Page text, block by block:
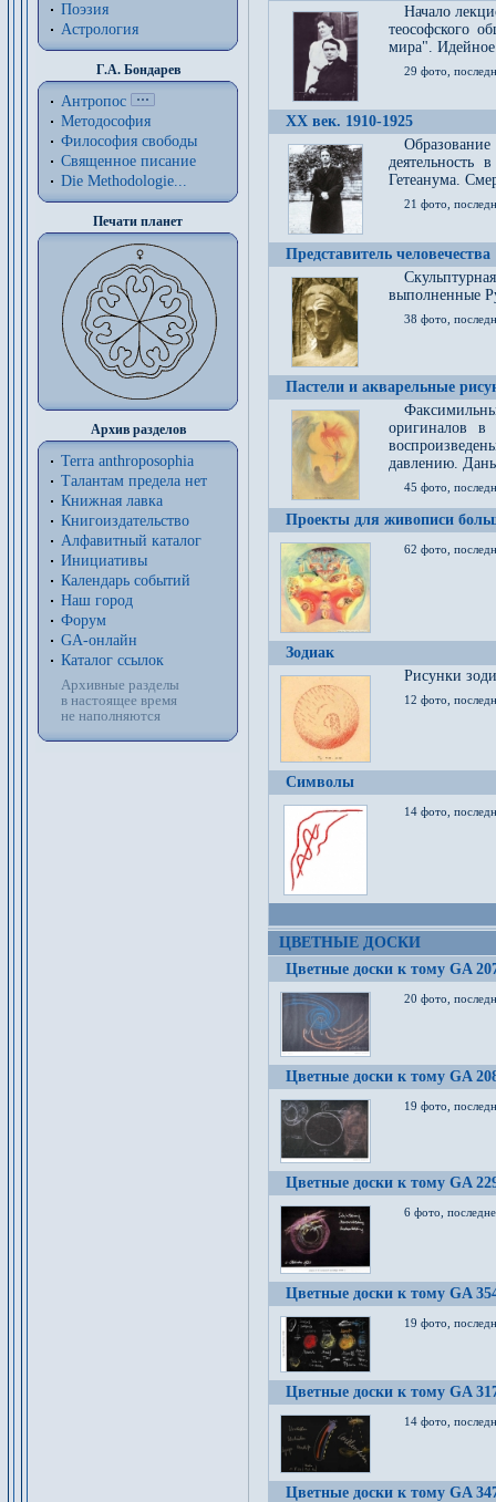
Поэзия
Астрология
Г.А. Бондарев
Антропос
Методософия
Философия cвободы
Священное писание
Die Methodologie...
Печати планет
Архив разделов
Terra anthroposophia
Талантам предела нет
Книжная лавка
Книгоиздательство
Алфавитный каталог
Инициативы
Календарь событий
Наш город
Форум
GA-онлайн
Каталог ссылок
Архивные разделы
в настоящее время
не наполняются
Начало
теософского
мира". Идейное
29 фото,
XX век. 1910-1925
Образование
деятельность
Гетеанума.
21 фото,
Представитель человечества
выполненные
38 фото,
Пастели и акварельные
оригиналов
давлению.
45 фото,
Проекты для живописи
62 фото,
Зодиак
Рисунки
12 фото,
Символы
14 фото,
ЦВЕТНЫЕ ДОСКИ
Цветные доски к тому GA
20 фото,
Цветные доски к тому GA
19 фото,
Цветные доски к тому GA
6 фото,
Цветные доски к тому GA
19 фото,
Цветные доски к тому GA
14 фото,
Цветные доски к тому GA